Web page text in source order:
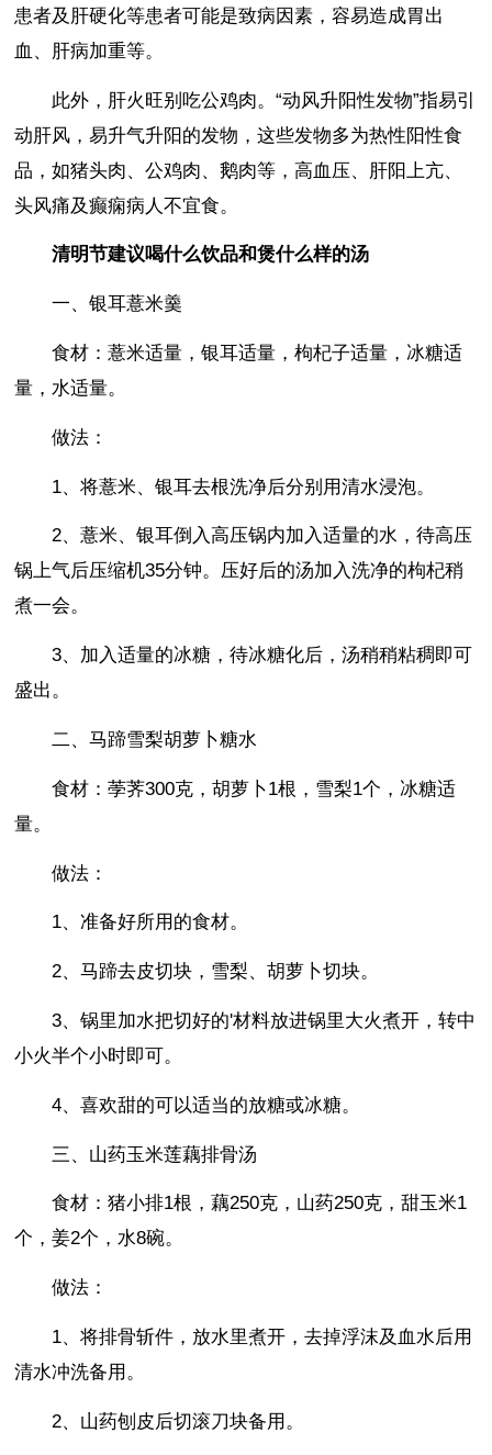
患者及肝硬化等患者可能是致病因素，容易造成胃出
血、肝病加重等。
此外，肝火旺别吃公鸡肉。“动风升阳性发物”指易引
动肝风，易升气升阳的发物，这些发物多为热性阳性食
品，如猪头肉、公鸡肉、鹅肉等，高血压、肝阳上亢、
头风痛及癫痫病人不宜食。
清明节建议喝什么饮品和煲什么样的汤
一、银耳薏米羹
食材：薏米适量，银耳适量，枸杞子适量，冰糖适
量，水适量。
做法：
1、将薏米、银耳去根洗净后分别用清水浸泡。
2、薏米、银耳倒入高压锅内加入适量的水，待高压
锅上气后压缩机35分钟。压好后的汤加入洗净的枸杞稍
煮一会。
3、加入适量的冰糖，待冰糖化后，汤稍稍粘稠即可
盛出。
二、马蹄雪梨胡萝卜糖水
食材：荸荠300克，胡萝卜1根，雪梨1个，冰糖适
量。
做法：
1、准备好所用的食材。
2、马蹄去皮切块，雪梨、胡萝卜切块。
3、锅里加水把切好的'材料放进锅里大火煮开，转中
小火半个小时即可。
4、喜欢甜的可以适当的放糖或冰糖。
三、山药玉米莲藕排骨汤
食材：猪小排1根，藕250克，山药250克，甜玉米1
个，姜2个，水8碗。
做法：
1、将排骨斩件，放水里煮开，去掉浮沫及血水后用
清水冲洗备用。
2、山药刨皮后切滚刀块备用。